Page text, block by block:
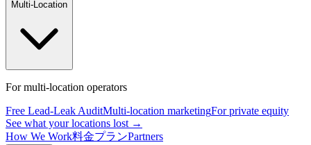
Multi-Location
For multi-location operators
Free Lead-Leak AuditMulti-location marketingFor private equity
See what your locations lost →
How We Work料金プランPartners